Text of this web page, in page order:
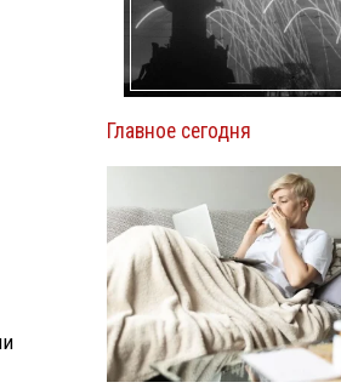
Главное сегодня